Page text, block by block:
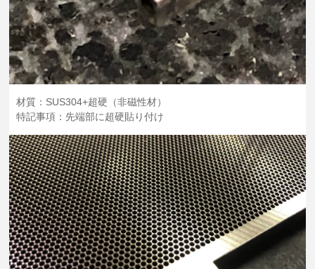
材質：SUS304+超硬（非磁性材）
特記事項：先端部に超硬貼り付け